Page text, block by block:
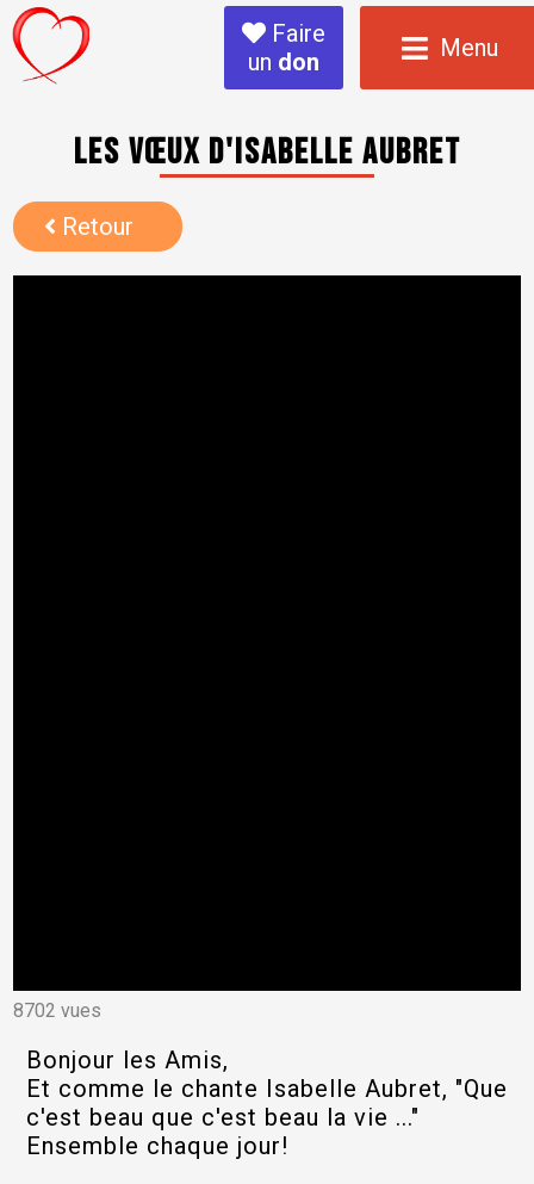
Faire
un don Menu
Les vœux d'Isabelle Aubret
Retour
8702 vues
Bonjour les Amis,
Et comme le chante Isabelle Aubret, "Que
c'est beau que c'est beau la vie ..."
Ensemble chaque jour!